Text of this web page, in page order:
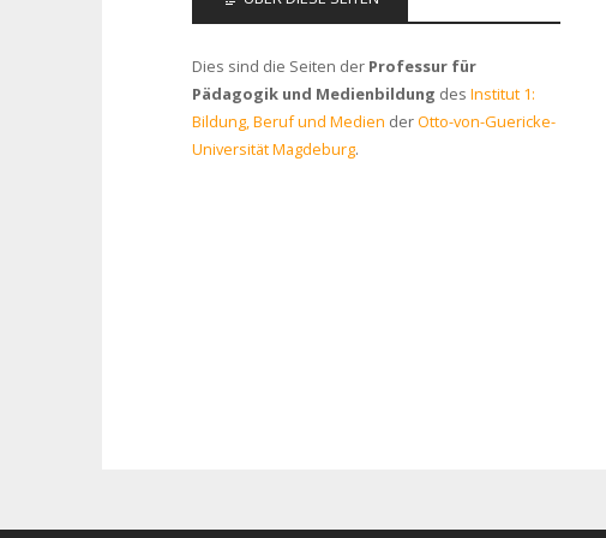
Dies sind die Seiten der Professur für
Pädagogik und Medienbildung des Institut 1:
Bildung, Beruf und Medien derOtto-von-Guericke-
Universität Magdeburg.